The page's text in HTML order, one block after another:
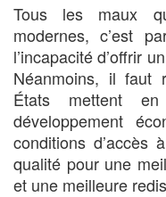
Tous les maux
modernes, c’est
l’incapacité d’offrir
Néanmoins, il faut
États mettent
développement
conditions d’accès
qualité pour une
et une meilleure